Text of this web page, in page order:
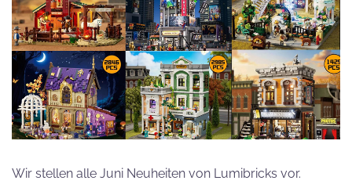
Wir stellen alle Juni Neuheiten von Lumibricks vor.